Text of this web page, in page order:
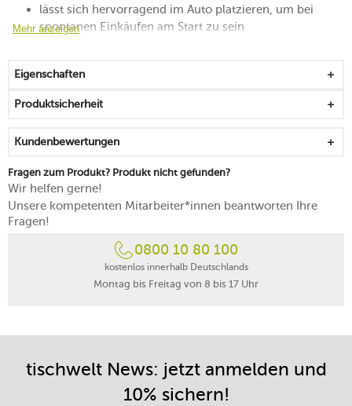
lässt sich hervorragend im Auto platzieren, um bei
spontanen Einkäufen am Start zu sein
der Boden ist stabil und wird durch Standfüße vor
Schmutz geschützt
der klappbare Griff erleichtert den Transport und das
Verstauen
hoher Tragekomfort durch die weiche Ummantelung
des Griffs
lässt sich locker in der Hand oder in der Armbeuge
aus einem Polyestergewebe, das zu 100 % recycelt ist
wasserabweisend, langlebig und widerstandsfähig
max. Tragegewicht: 20 kg
Mehr anzeigen
Eigenschaften
Produktsicherheit
Kundenbewertungen
Fragen zum Produkt? Produkt nicht gefunden?
Wir helfen gerne!
Unsere kompetenten Mitarbeiter*innen beantworten Ihre
Fragen!
0800 10 80 100
kostenlos innerhalb Deutschlands
Montag bis Freitag von 8 bis 17 Uhr
tischwelt News: jetzt anmelden und
10% sichern!